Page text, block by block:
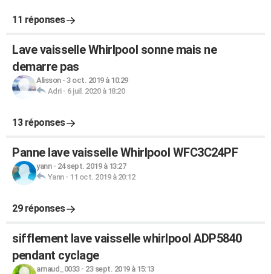
11 réponses
Lave vaisselle Whirlpool sonne mais ne
demarre pas
Alisson- 3 oct. 2019 à 10:29
Adri- 6 juil. 2020 à 18:20
13 réponses
Panne lave vaisselle Whirlpool WFC3C24PF
yann- 24 sept. 2019 à 13:27
Yann- 11 oct. 2019 à 20:12
29 réponses
sifflement lave vaisselle whirlpool ADP5840
pendant cyclage
arnaud_0033- 23 sept. 2019 à 15:13